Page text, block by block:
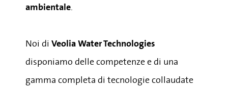
ambientale.
Noi di Veolia Water Technologies
disponiamo delle competenze e di una
gamma completa di tecnologie collaudate